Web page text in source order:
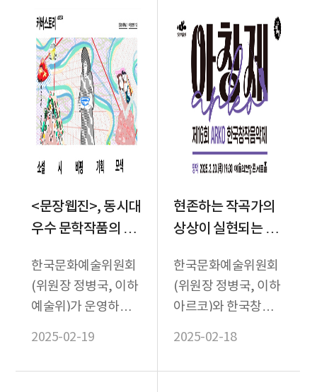
<문장웹진>, 동시대
우수 문학작품의 산
한국문화예술위원회
(위원장 정병국, 이하
예술위)가 운영하는
품을 독자들에게 선보
2025-02-19
현존하는 작곡가의
상상이 실현되는 역
창작 관현악의 향연
한국문화예술위원회
(위원장 정병국, 이하
아르코)와 한국창작
창제)가 주최하는 대
2025-02-18